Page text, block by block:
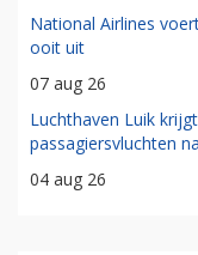
National Airlines
ooit uit
07 aug 26
Luchthaven Luik
passagiersvluchten
04 aug 26